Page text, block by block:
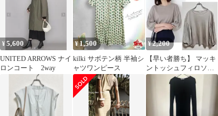
¥5,600
UNITED ARROWS ナイ
ロンコート 2way
¥1,500
kilki サボテン柄 半袖シ
ャツワンピース
¥2,200
【早い者勝ち】 マッキ
ントッシュフィロソフ
ィー 《洗える》布帛コ
ンビカットソー